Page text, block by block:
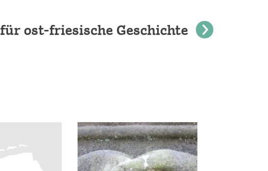
ost-friesische Geschichte